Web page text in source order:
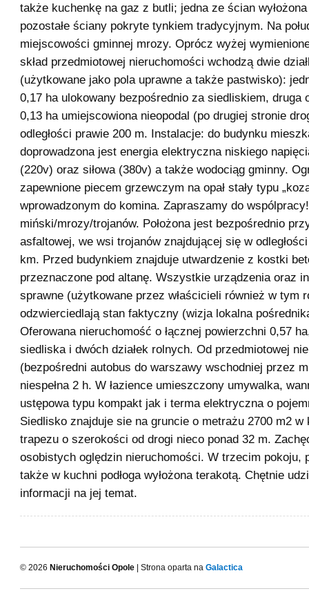
także kuchenkę na gaz z butli; jedna ze ścian
pozostałe ściany pokryte tynkiem tradycyjnym. Na
miejscowości gminnej mrozy. Oprócz wyżej
skład przedmiotowej nieruchomości wchodzą dwie
(użytkowane jako pola uprawne a także pastwisko):
0,17 ha ulokowany bezpośrednio za siedliskiem, druga
0,13 ha umiejscowiona nieopodal (po drugiej stronie
odległości prawie 200 m. Instalacje: do budynku
doprowadzona jest energia elektryczna niskiego
(220v) oraz siłowa (380v) a także wodociąg gminny.
zapewnione piecem grzewczym na opał stały typu
wprowadzonym do komina. Zapraszamy do wspólpracy!
miński/mrozy/trojanów. Położona jest bezpośrednio
asfaltowej, we wsi trojanów znajdującej się w
km. Przed budynkiem znajduje utwardzenie z kostki
przeznaczone pod altanę. Wszystkie urządzenia oraz
sprawne (użytkowane przez właścicieli również w tym
odzwierciedlają stan faktyczny (wizja lokalna
Oferowana nieruchomość o łącznej powierzchni 0,57
siedliska i dwóch działek rolnych. Od przedmiotowej
(bezpośredni autobus do warszawy wschodniej przez
niespełna 2 h. W łazience umieszczony umywalka,
ustępowa typu kompakt jak i terma elektryczna o
Siedlisko znajduje sie na gruncie o metrażu 2700 m2 w
trapezu o szerokości od drogi nieco ponad 32 m.
osobistych oględzin nieruchomości. W trzecim pokoju,
także w kuchni podłoga wyłożona terakotą. Chętnie
informacji na jej temat.
© 2026 Nieruchomości Opole | Strona oparta na Galactica